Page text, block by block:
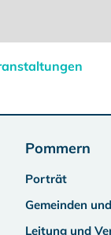
Pommern
Porträt
Gemeinden
Leitung und